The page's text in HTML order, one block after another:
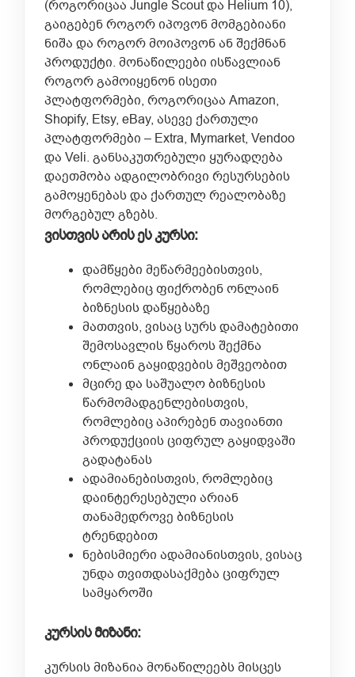
(როგორიცაა Jungle Scout და Helium 10),
გაიგებენ როგორ იპოვონ მომგებიანი
ნიშა და როგორ მოიპოვონ ან შექმნან
პროდუქტი. მონაწილეები ისწავლიან
როგორ გამოიყენონ ისეთი
პლატფორმები, როგორიცაა Amazon,
Shopify, Etsy, eBay, ასევე ქართული
პლატფორმები – Extra, Mymarket, Vendoo
და Veli. განსაკუთრებული ყურადღება
დაეთმობა ადგილობრივი რესურსების
გამოყენებას და ქართულ რეალობაზე
მორგებულ გზებს.
ვისთვის არის ეს კურსი:
დამწყები მეწარმეებისთვის,
რომლებიც ფიქრობენ ონლაინ
ბიზნესის დაწყებაზე
მათთვის, ვისაც სურს დამატებითი
შემოსავლის წყაროს შექმნა
ონლაინ გაყიდვების მეშვეობით
მცირე და საშუალო ბიზნესის
წარმომადგენლებისთვის,
რომლებიც აპირებენ თავიანთი
პროდუქციის ციფრულ გაყიდვაში
გადატანას
ადამიანებისთვის, რომლებიც
დაინტერესებული არიან
თანამედროვე ბიზნესის
ტრენდებით
ნებისმიერი ადამიანისთვის, ვისაც
უნდა თვითდასაქმება ციფრულ
სამყაროში
კურსის მიზანი:
კურსის მიზანია მონაწილეებს მისცეს